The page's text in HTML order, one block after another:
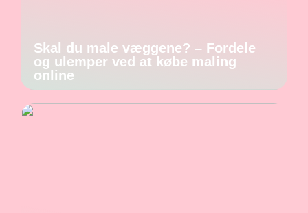
Skal du male væggene? – Fordele
og ulemper ved at købe maling
online